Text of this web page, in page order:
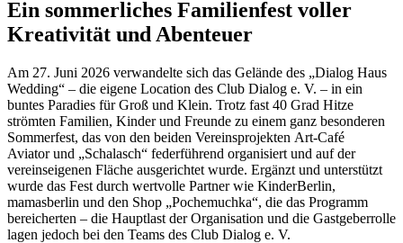
Ein sommerliches Familienfest voller
Kreativität und Abenteuer
Am 27. Juni 2026 verwandelte sich das Gelände des „Dialog Haus
Wedding“ – die eigene Location des Club Dialog e. V. – in ein
buntes Paradies für Groß und Klein. Trotz fast 40 Grad Hitze
strömten Familien, Kinder und Freunde zu einem ganz besonderen
Sommerfest, das von den beiden Vereinsprojekten Art-Café
Aviator und „Schalasch“ federführend organisiert und auf der
vereinseigenen Fläche ausgerichtet wurde. Ergänzt und unterstützt
wurde das Fest durch wertvolle Partner wie KinderBerlin,
mamasberlin und den Shop „Pochemuchka“, die das Programm
bereicherten – die Hauptlast der Organisation und die Gastgeberrolle
lagen jedoch bei den Teams des Club Dialog e. V.